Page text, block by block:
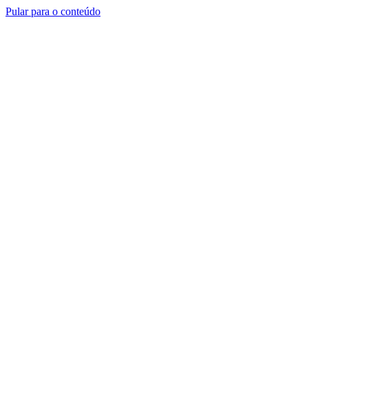
Pular para o conteúdo